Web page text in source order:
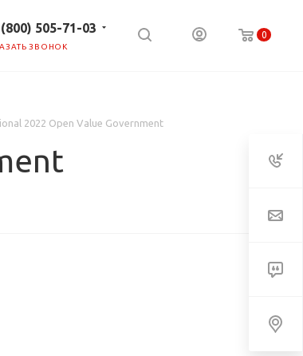
0
505-71-03
ЗВОНОК
2022 Open Value Government